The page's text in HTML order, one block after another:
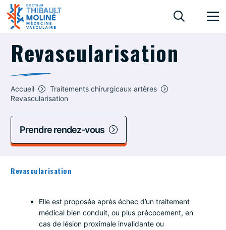
Revascularisation
Accueil
Traitements chirurgicaux artères
Revascularisation
Prendre rendez-vous
Revascularisation
Elle est proposée après échec d’un traitement
médical bien conduit, ou plus précocement, en
cas de lésion proximale invalidante ou